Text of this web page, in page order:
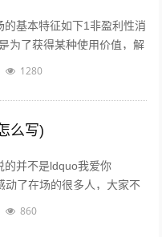
的基本特征如下1非盈利性消
为了获得某种使用价值，解
费需求，而不是为了盈利去
1280
么写)
的并不是ldquo我爱你
动了在场的很多人，大家不
掌所以我说，真正适合520
860